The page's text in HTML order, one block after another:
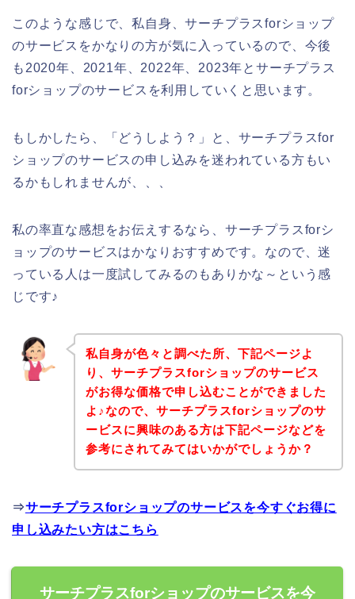
このような感じで、私自身、サーチプラスforショップ
のサービスをかなりの方が気に入っているので、今後
も2020年、2021年、2022年、2023年とサーチプラス
forショップのサービスを利用していくと思います。
もしかしたら、「どうしよう？」と、サーチプラスfor
ショップのサービスの申し込みを迷われている方もい
るかもしれませんが、、、
私の率直な感想をお伝えするなら、サーチプラスforシ
ョップのサービスはかなりおすすめです。なので、迷
っている人は一度試してみるのもありかな～という感
じです♪
私自身が色々と調べた所、下記ページよ
り、サーチプラスforショップのサービス
がお得な価格で申し込むことができました
よ♪なので、サーチプラスforショップのサ
ービスに興味のある方は下記ページなどを
参考にされてみてはいかがでしょうか？
⇒サーチプラスforショップのサービスを今すぐお得に
申し込みたい方はこちら
サーチプラスforショップのサービスを今